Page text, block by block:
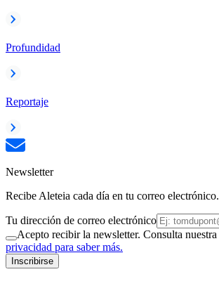
Profundidad
Reportaje
Newsletter
Recibe Aleteia cada día en tu correo electrónico.
Tu dirección de correo electrónico
Acepto recibir la newsletter. Consulta nuestra
privacidad para saber más.
Inscribirse